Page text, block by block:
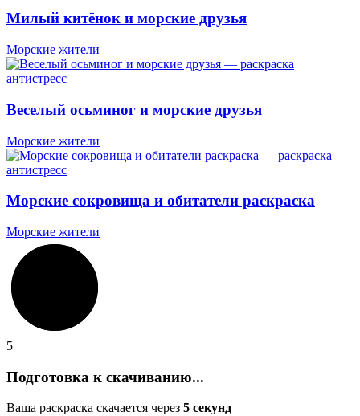
Милый китёнок и морские друзья
Морские жители
Веселый осьминог и морские друзья
Морские жители
Морские сокровища и обитатели раскраска
Морские жители
5
Подготовка к скачиванию...
Ваша раскраска скачается через 5 секунд